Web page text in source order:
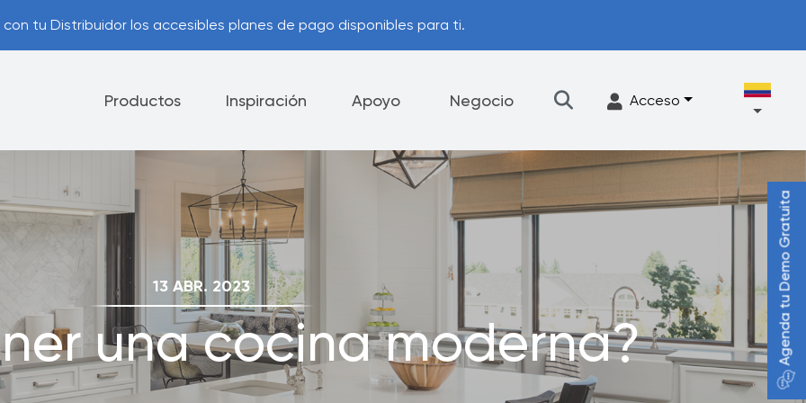
tu Distribuidor los accesibles planes de pago disponibles para ti.
Productos
Electrodomésticos Cubiertos ★ Filtración
Inspiración Apoyo
de Cancelación y
de Pago
Consejos Útiles
Contáctanos
Programa de actualización
FrescaFlow Apoyo
Negocio Acceso
13 ABR. 2023
una cocina moderna? Agenda tu Demo Gratuita